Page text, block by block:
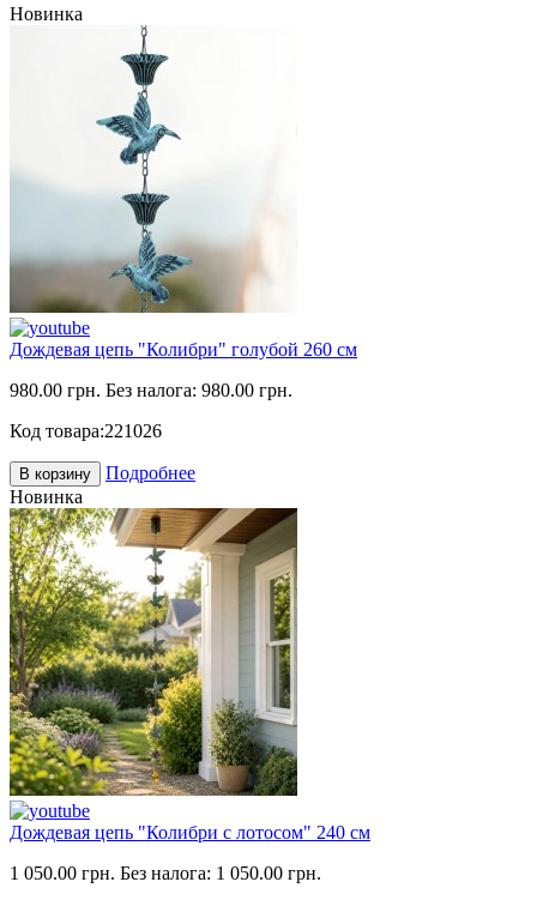
Новинка
Дождевая цепь "Колибри" голубой 260 см
980.00 грн. Без налога: 980.00 грн.
Код товара:221026
В корзину
Подробнее
Новинка
Дождевая цепь "Колибри с лотосом" 240 см
1 050.00 грн. Без налога: 1 050.00 грн.